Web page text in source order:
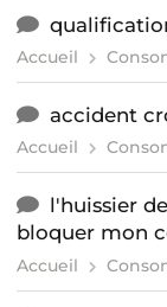
Accueil
accident
Accueil
l'huissier
bloquer mon
Accueil